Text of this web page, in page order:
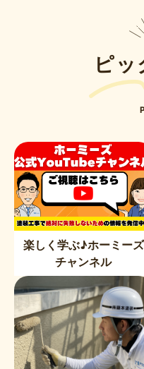
ピッ
楽しく学ぶ♪ホーミーズ
チャンネル